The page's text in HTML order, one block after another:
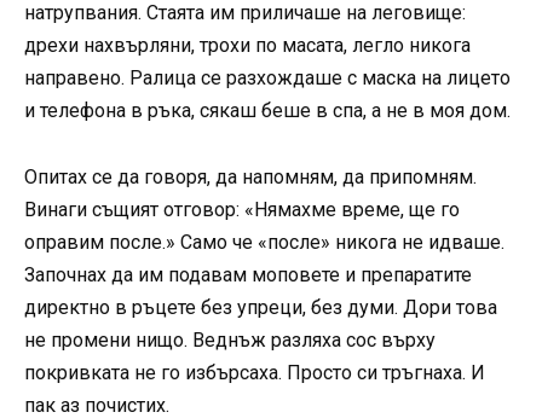
натрупвания. Стаята им приличаше на леговище:
дрехи нахвърляни, трохи по масата, легло никога
направено. Ралица се разхождаше с маска на лицето
и телефона в ръка, сякаш беше в спа, а не в моя дом.
Опитах се да говоря, да напомням, да припомням.
Винаги същият отговор: «Нямахме време, ще го
оправим после.» Само че «после» никога не идваше.
Започнах да им подавам моповете и препаратите
директно в ръцете без упреци, без думи. Дори това
не промени нищо. Веднъж разляха сос върху
покривката не го избърсаха. Просто си тръгнаха. И
пак аз почистих.